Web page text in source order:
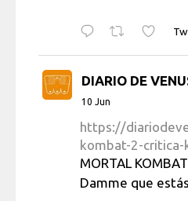
DIARIO DE
10 Jun
https://
kombat-2-critica-
MORTAL
Damme que